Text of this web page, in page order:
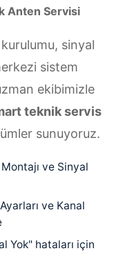
Anten Servisi
sinyal
sistem
ekibimizle
teknik servis
sunuyoruz.
ve Sinyal
ve Kanal
Yok" hataları için